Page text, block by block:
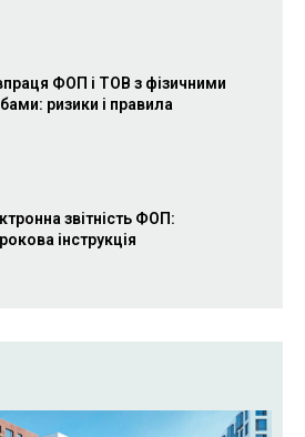
ФОП і ТОВ з фізичними
ризики і правила
звітність ФОП:
інструкція